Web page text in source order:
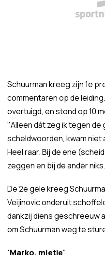
Schuurman kreeg zijn 1e
commentaren op de
overtuigd, en stond op 10
"Alleen dát zeg ik tegen
scheldwoorden, kwam
Heel raar. Bij de ene
zeggen en bij de ander
De 2e gele kreeg
Veijinovic onderuit
dankzij diens geschreeuw
om Schuurman weg te
'Marko, mietje'